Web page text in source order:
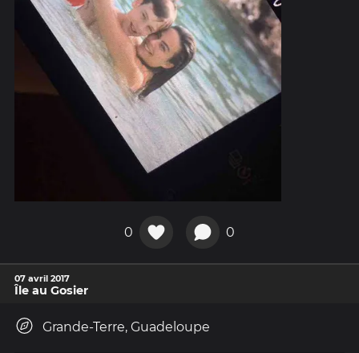
0 0
07 avril 2017
Île au Gosier
Grande-Terre, Guadeloupe